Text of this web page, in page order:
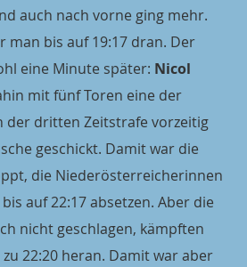
auch nach vorne ging mehr.
man bis auf 19:17 dran. Der
eine Minute später: Nicol
mit fünf Toren eine der
der dritten Zeitstrafe vorzeitig
geschickt. Damit war die
die Niederösterreicherinnen
auf 22:17 absetzen. Aber die
nicht geschlagen, kämpften
22:20 heran. Damit war aber